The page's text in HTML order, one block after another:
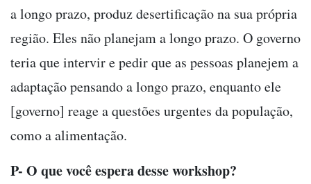
a longo prazo, produz desertificação na sua própria
região. Eles não planejam a longo prazo. O governo
teria que intervir e pedir que as pessoas planejem a
adaptação pensando a longo prazo, enquanto ele
[governo] reage a questões urgentes da população,
como a alimentação.
P- O que você espera desse workshop?